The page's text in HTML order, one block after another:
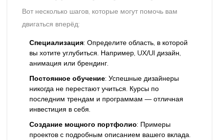
Вот несколько шагов, которые могут помочь вам
двигаться вперёд:
Специализация: Определите область, в которой
вы хотите углубиться. Например, UX/UI дизайн,
анимация или брендинг.
Постоянное обучение: Успешные дизайнеры
никогда не перестают учиться. Курсы по
последним трендам и программам — отличная
инвестиция в себя.
Создание мощного портфолио: Примеры
проектов с подробным описанием вашего вклада.